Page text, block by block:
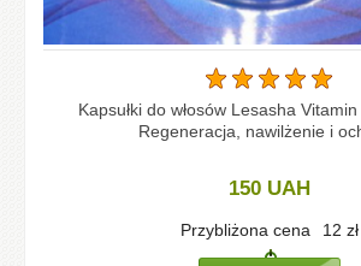
Kapsułki do włosów Lesasha
Regeneracja, nawilżenie i
150 UAH
Przybliżona cena 12 zł